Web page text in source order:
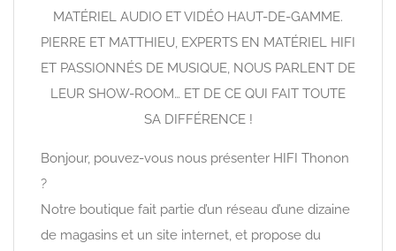
MATÉRIEL AUDIO ET VIDÉO HAUT-DE-GAMME.
PIERRE ET MATTHIEU, EXPERTS EN MATÉRIEL HIFI
ET PASSIONNÉS DE MUSIQUE, NOUS PARLENT DE
LEUR SHOW-ROOM… ET DE CE QUI FAIT TOUTE
SA DIFFÉRENCE !
Bonjour, pouvez-vous nous présenter HIFI Thonon
?
Notre boutique fait partie d’un réseau d’une dizaine
de magasins et un site internet, et propose du